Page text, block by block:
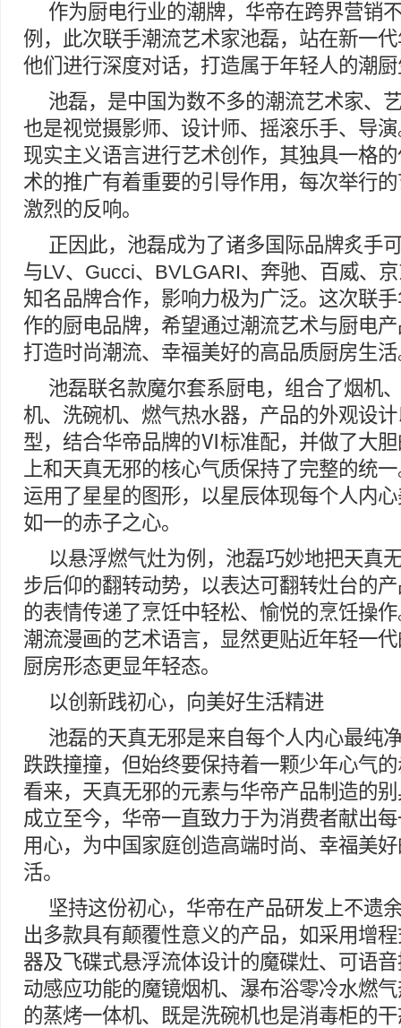
作为厨电行业的潮牌，华帝在跨界营销
例，此次联手潮流艺术家池磊，站在新一
他们进行深度对话，打造属于年轻人的潮
池磊，是中国为数不多的潮流艺术家、
也是视觉摄影师、设计师、摇滚乐手、导
现实主义语言进行艺术创作，其独具一格
术的推广有着重要的引导作用，每次举行
激烈的反响。
正因此，池磊成为了诸多国际品牌炙手
与LV、Gucci、BVLGARI、奔驰、百威、
知名品牌合作，影响力极为广泛。这次联
作的厨电品牌，希望通过潮流艺术与厨电
打造时尚潮流、幸福美好的高品质厨房生
池磊联名款魔尔套系厨电，组合了烟机
机、洗碗机、燃气热水器，产品的外观设
型，结合华帝品牌的Ⅵ标准配，并做了大
上和天真无邪的核心气质保持了完整的统
运用了星星的图形，以星辰体现每个人内
如一的赤子之心。
以悬浮燃气灶为例，池磊巧妙地把天真
步后仰的翻转动势，以表达可翻转灶台的
的表情传递了烹饪中轻松、愉悦的烹饪操
潮流漫画的艺术语言，显然更贴近年轻一
厨房形态更显年轻态。
以创新践初心，向美好生活精进
池磊的天真无邪是来自每个人内心最纯
跌跌撞撞，但始终要保持着一颗少年心气
看来，天真无邪的元素与华帝产品制造的
成立至今，华帝一直致力于为消费者献出
用心，为中国家庭创造高端时尚、幸福美
活。
坚持这份初心，华帝在产品研发上不遗
出多款具有颠覆性意义的产品，如采用增
器及飞碟式悬浮流体设计的魔碟灶、可语
动感应功能的魔镜烟机、瀑布浴零冷水燃
的蒸烤一体机、既是洗碗机也是消毒柜的